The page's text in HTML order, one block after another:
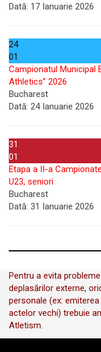
Dată: 17 Ianuarie 2026
24
01
Campionatul Municipal
Athletics” 2026
Bucharest
Dată: 24 Ianuarie 2026
31
01
Etapa a II-a
U23, seniori
Bucharest
Dată: 31 Ianuarie 2026
Pentru a evita
deplasărilor externe,
personale (ex:
actelor vechi) trebuie
Atletism.